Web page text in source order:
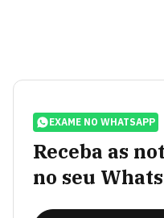
EXAME NO WHATSAPP
Receba as
no seu